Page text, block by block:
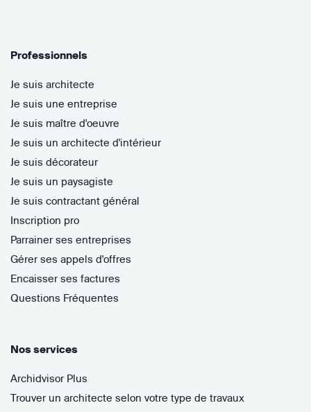
Professionnels
Je suis architecte
Je suis une entreprise
Je suis maître d'oeuvre
Je suis un architecte d'intérieur
Je suis décorateur
Je suis un paysagiste
Je suis contractant général
Inscription pro
Parrainer ses entreprises
Gérer ses appels d'offres
Encaisser ses factures
Questions Fréquentes
Nos services
Archidvisor Plus
Trouver un architecte selon votre type de travaux